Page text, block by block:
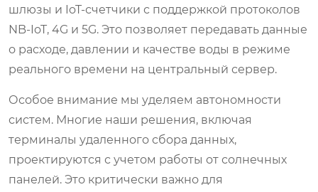
шлюзы и IoT-счетчики с поддержкой протоколов
NB-IoT, 4G и 5G. Это позволяет передавать данные
о расходе, давлении и качестве воды в режиме
реального времени на центральный сервер.
Особое внимание мы уделяем автономности
систем. Многие наши решения, включая
терминалы удаленного сбора данных,
проектируются с учетом работы от солнечных
панелей. Это критически важно для